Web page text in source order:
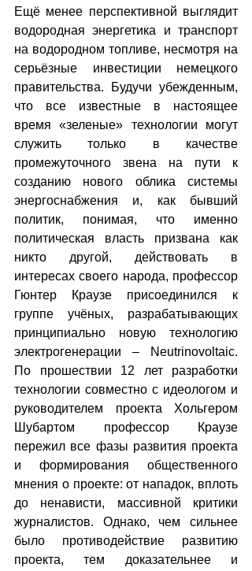
Ещё менее перспективной выглядит
водородная энергетика и транспорт
на водородном топливе, несмотря на
серьёзные инвестиции немецкого
правительства. Будучи убежденным,
что все известные в настоящее
время «зеленые» технологии могут
служить только в качестве
промежуточного звена на пути к
созданию нового облика системы
энергоснабжения и, как бывший
политик, понимая, что именно
политическая власть призвана как
никто другой, действовать в
интересах своего народа, профессор
Гюнтер Краузе присоединился к
группе учёных, разрабатывающих
принципиально новую технологию
электрогенерации – Neutrinovoltaic.
По прошествии 12 лет разработки
технологии совместно с идеологом и
руководителем проекта Хольгером
Шубартом профессор Краузе
пережил все фазы развития проекта
и формирования общественного
мнения о проекте: от нападок, вплоть
до ненависти, массивной критики
журналистов. Однако, чем сильнее
было противодействие развитию
проекта, тем доказательнее и